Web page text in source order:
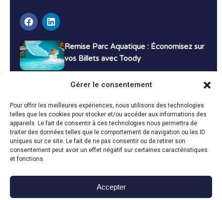
Gérer le consentement
Pour offrir les meilleures expériences, nous utilisons des technologies
telles que les cookies pour stocker et/ou accéder aux informations des
appareils. Le fait de consentir à ces technologies nous permettra de
traiter des données telles que le comportement de navigation ou les ID
uniques sur ce site. Le fait de ne pas consentir ou de retirer son
consentement peut avoir un effet négatif sur certaines caractéristiques
et fonctions.
Accepter
Remise Parc Aquatique : Économisez sur
vos Billets avec Toody
Bons Plans Voyage : Économisez sur vos
Vacances avec Toody
13 décembre 2024 Bon plans
Toody © 2024